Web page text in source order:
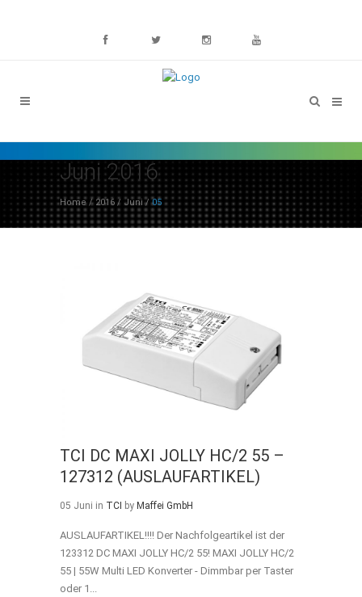
Juni 2016
Home/ 2016 / Juni/05
TCI DC MAXI JOLLY HC/2 55 –
127312 (AUSLAUFARTIKEL)
05 Juni in TCI by Maffei GmbH
AUSLAUFARTIKEL!!!! Der Nachfolgeartikel ist der
123312 DC MAXI JOLLY HC/2 55! MAXI JOLLY HC/2
55 | 55W Multi LED Konverter - Dimmbar per Taster
oder 1...